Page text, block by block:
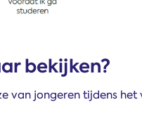
bekijken?
van jongeren tijdens het